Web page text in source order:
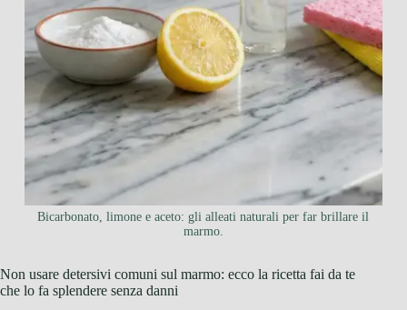
Bicarbonato, limone e aceto: gli alleati naturali per far brillare il
marmo.
Non usare detersivi comuni sul marmo: ecco la ricetta fai da te
che lo fa splendere senza danni